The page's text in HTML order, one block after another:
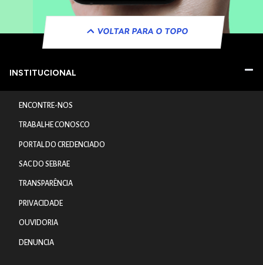
VOLTAR PARA O TOPO
INSTITUCIONAL
ENCONTRE-NOS
TRABALHE CONOSCO
PORTAL DO CREDENCIADO
SAC DO SEBRAE
TRANSPARÊNCIA
PRIVACIDADE
OUVIDORIA
DENUNCIA